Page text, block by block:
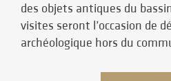
des objets antiques du
visites seront l’occasion de
archéologique hors du